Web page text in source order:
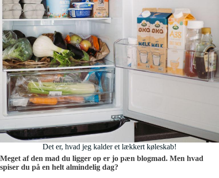
Det er, hvad jeg kalder et lækkert køleskab!
Meget af den mad du ligger op er jo pæn blogmad. Men hvad
spiser du på en helt almindelig dag?